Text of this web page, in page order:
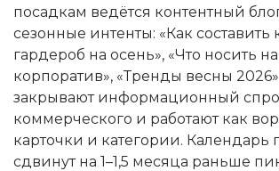
посадкам ведётся контентный
сезонные интенты: «Как составить
гардероб на осень», «Что носить
корпоратив», «Тренды весны
закрывают информационный
коммерческого и работают как
карточки и категории. Календарь
сдвинут на 1–1,5 месяца раньше